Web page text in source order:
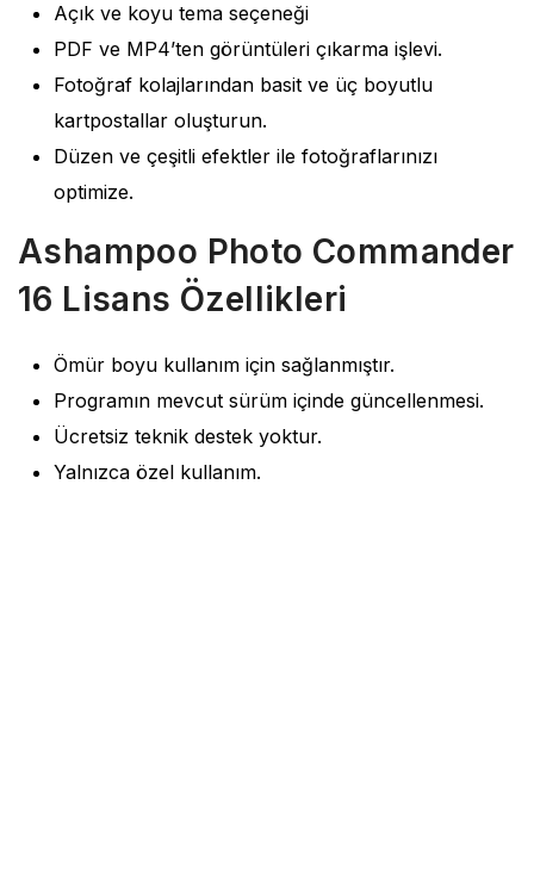
Açık ve koyu tema seçeneği
PDF ve MP4’ten görüntüleri çıkarma işlevi.
Fotoğraf kolajlarından basit ve üç boyutlu
kartpostallar oluşturun.
Düzen ve çeşitli efektler ile fotoğraflarınızı
optimize.
Ashampoo Photo Commander
16 Lisans Özellikleri
Ömür boyu kullanım için sağlanmıştır.
Programın mevcut sürüm içinde güncellenmesi.
Ücretsiz teknik destek yoktur.
Yalnızca özel kullanım.